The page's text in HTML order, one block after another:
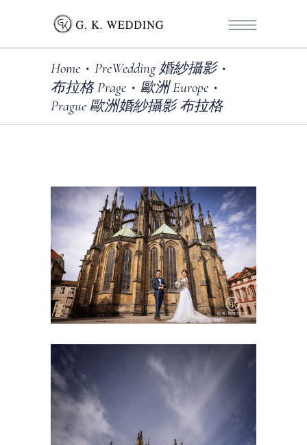
Home • PreWedding 婚紗攝影•
布拉格 Prage • 歐洲 Europe •
Prague 歐洲婚紗攝影 布拉格